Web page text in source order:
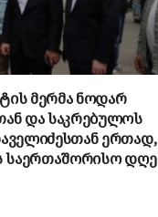
მერმა ნოდარ
და საკრებულოს
ერთად,
საერთაშორისო დღე